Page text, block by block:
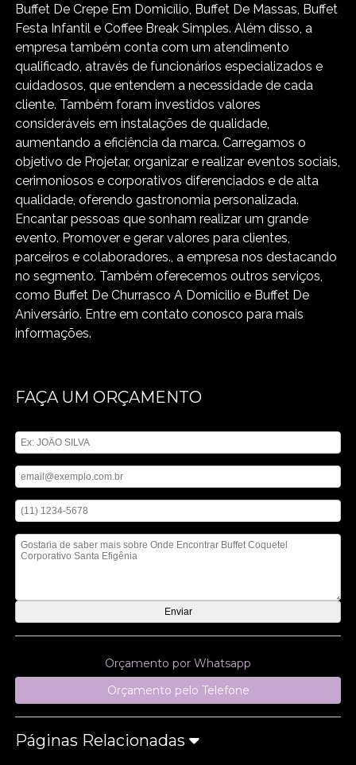
Buffet De Crepe Em Domicílio, Buffet De Massas, Buffet
Festa Infantil e Coffee Break Simples. Além disso, a
empresa também conta com um atendimento
qualificado, através de funcionários especializados e
cuidadosos, que entendem a necessidade de cada
cliente. Também foram investidos valores
consideráveis em instalações de qualidade,
aumentando a eficiência da marca. Carregamos o
objetivo de Projetar, organizar e realizar eventos sociais,
cerimoniosos e corporativos diferenciados e de alta
qualidade, oferendo gastronomia personalizada.
Encantar pessoas que sonham realizar um grande
evento. Promover e gerar valores para clientes,
parceiros e colaboradores., a empresa nos destacando
no segmento. Também oferecemos outros serviços,
como Buffet De Churrasco A Domicilio e Buffet De
Aniversário. Entre em contato conosco para mais
informações.
FAÇA UM ORÇAMENTO
Orçamento por Whatsapp
Orçamento pelo Telefone
Páginas Relacionadas